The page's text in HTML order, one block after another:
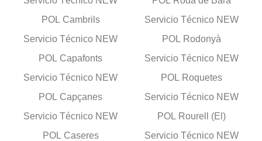
POL Cambrils
Servicio Técnico NEW
POL Capafonts
Servicio Técnico NEW
POL Capçanes
Servicio Técnico NEW
POL Caseres
Servicio Técnico NEW
POL Rodonyà
Servicio Técnico NEW
POL Roquetes
Servicio Técnico NEW
POL Rourell (El)
Servicio Técnico NEW